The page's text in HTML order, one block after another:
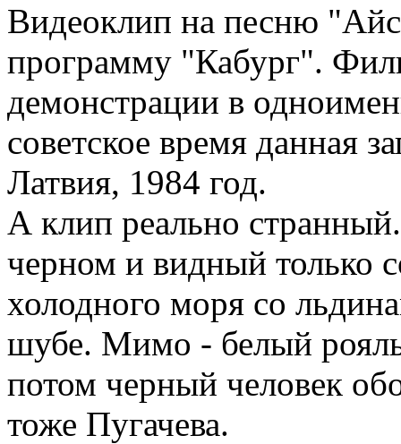
Видеоклип на песню
программу "Кабург".
демонстрации в
советское время данная
Латвия, 1984 год.
А клип реально
черном и видный только
холодного моря со
шубе. Мимо - белый
потом черный человек
тоже Пугачева.